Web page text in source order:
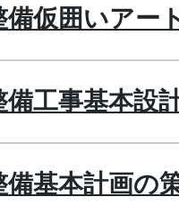
備仮囲いアー
工事基本設
基本計画の